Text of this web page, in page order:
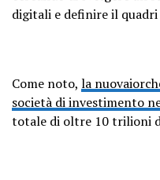
digitali e definire il
Come noto, la
società di investimento
totale di oltre 10 trilioni